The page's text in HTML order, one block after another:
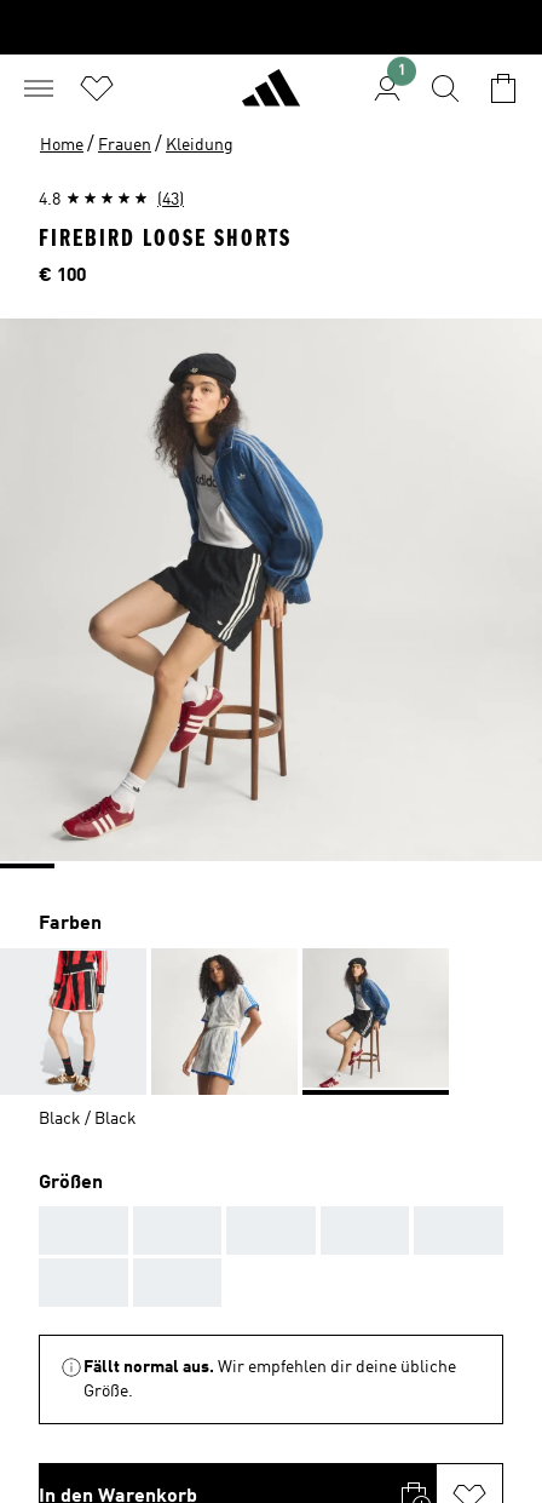
1
Home / Frauen / Kleidung
4.8 (43)
FIREBIRD LOOSE SHORTS
Preis
€ 100
Farben
Black / Black
Größen
Fällt normal aus. Wir empfehlen dir deine übliche
Größe.
In den Warenkorb